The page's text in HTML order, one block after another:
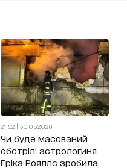
21:52 | 30.05.2026
Чи буде масований
обстріл: астрологиня
Еріка Рояллс зробила